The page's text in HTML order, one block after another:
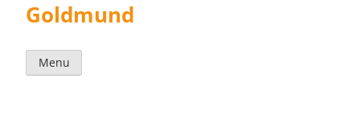
Goldmund
Menu